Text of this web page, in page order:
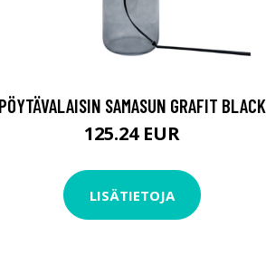
PÖYTÄVALAISIN SAMASUN GRAFIT BLACK
125.24 EUR
LISÄTIETOJA